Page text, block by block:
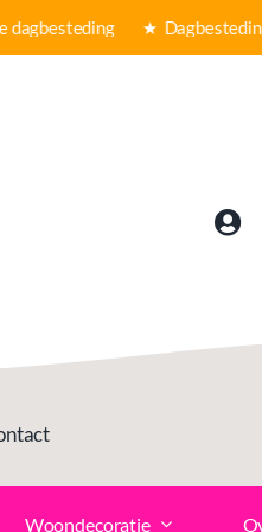
★ Dagbesteding
Woondecoratie